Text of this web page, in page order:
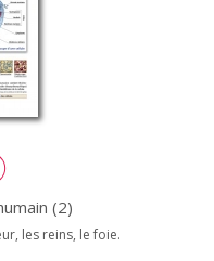
(2)
les reins, le foie.